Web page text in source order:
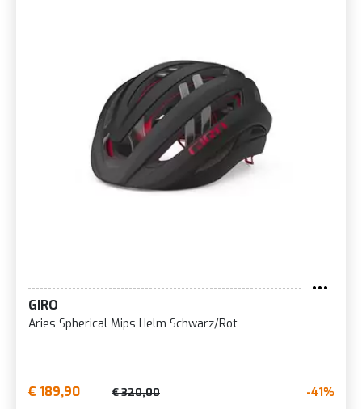
GIRO
Aries Spherical Mips Helm Schwarz/Rot
€ 189,90 € 320,00 -41%